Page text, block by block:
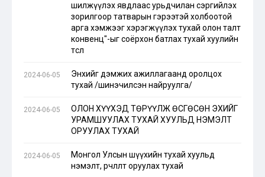
шилжүүлэх явдлаас урьдчилан сэргийлэх
зорилгоор татварын гэрээтэй холбоотой
арга хэмжээг хэрэгжүүлэх тухай олон талт
конвенц"-ыг соёрхон батлах тухай хуулийн
төсөл
2024-06-05
Энхийг дэмжих ажиллагаанд оролцох
тухай /шинэчилсэн найруулга/
2024-06-05
ОЛОН ХҮҮХЭД ТӨРҮҮЛЖ ӨСГӨСӨН ЭХИЙГ
УРАМШУУЛАХ ТУХАЙ ХУУЛЬД НЭМЭЛТ
ОРУУЛАХ ТУХАЙ
2024-06-05
Монгол Улсын шүүхийн тухай хуульд
нэмэлт, өөрчлөлт оруулах тухай